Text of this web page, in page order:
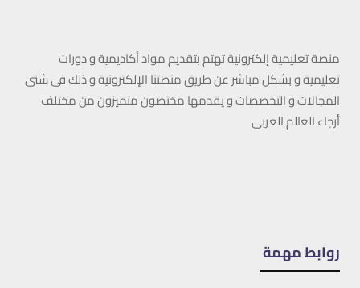
منصة تعليمية إلكترونية تهتم بتقديم مواد أكاديمية و دورات
تعليمية و بشكل مباشر عن طريق منصتنا الإلكترونية و ذلك فى شتى
المجالات و التخصصات و يقدمها مختصون متميزون من مختلف
أرجاء العالم العربى
روابط مهمة